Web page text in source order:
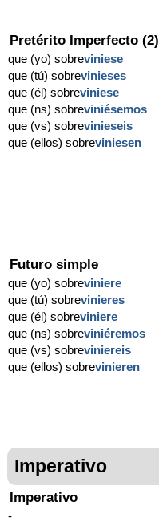
Pretérito Imperfecto (2)
que (yo) sobreviniese
que (tú) sobrevinieses
que (él) sobreviniese
que (ns) sobreviniésemos
que (vs) sobrevinieseis
que (ellos) sobreviniesen
Futuro simple
que (yo) sobreviniere
que (tú) sobrevinieres
que (él) sobreviniere
que (ns) sobreviniéremos
que (vs) sobreviniereis
que (ellos) sobrevinieren
Imperativo
Imperativo
-